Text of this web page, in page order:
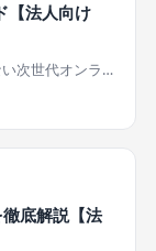
【法人向け
い次世代オンラ…
底解説【法